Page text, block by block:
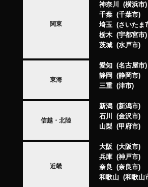
関東
神奈川
横浜市
千葉
千葉市
埼玉
さいたま
栃木
宇都宮市
茨城
水戸市
東海
愛知
名古屋市
静岡
静岡市
三重
津市
信越・北陸
新潟 新潟市
石川
金沢市
山梨
甲府市
近畿
大阪 大阪市
兵庫
神戸市
奈良
奈良市
和歌山
和歌山